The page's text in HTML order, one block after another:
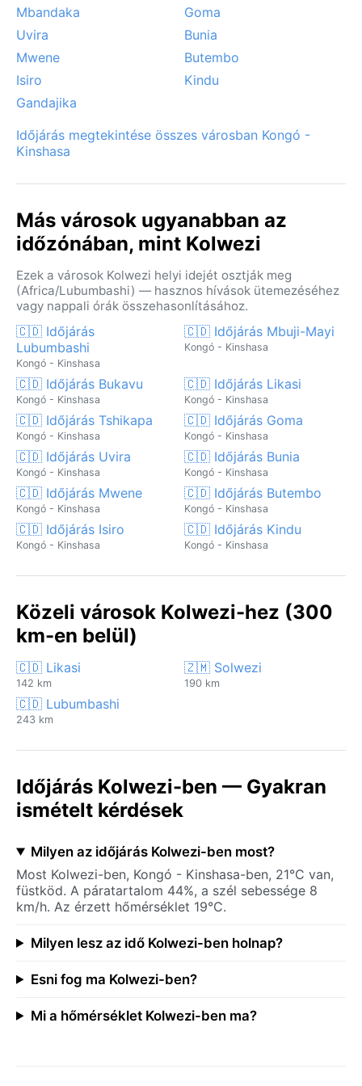
időt kedveli, a júliusi, augusztusi hetekre tervezze
utazását – ekkor a táj szinte kérlel, hogy a bányák
világa mellett a környező dombokat is felfedezzük.
Mbandaka
Goma
Uvira
Bunia
Mwene
Butembo
Isiro
Kindu
Gandajika
Időjárás megtekintése összes városban Kongó -
Kinshasa
Más városok ugyanabban az
időzónában, mint Kolwezi
Ezek a városok Kolwezi helyi idejét osztják meg
(Africa/Lubumbashi) — hasznos hívások ütemezéséhez
vagy nappali órák összehasonlításához.
🇨🇩 Időjárás
Lubumbashi
Kongó - Kinshasa
🇨🇩 Időjárás Mbuji-Mayi
Kongó - Kinshasa
🇨🇩 Időjárás Bukavu
Kongó - Kinshasa
🇨🇩 Időjárás Likasi
Kongó - Kinshasa
🇨🇩 Időjárás Tshikapa
Kongó - Kinshasa
🇨🇩 Időjárás Goma
Kongó - Kinshasa
🇨🇩 Időjárás Uvira
Kongó - Kinshasa
🇨🇩 Időjárás Bunia
Kongó - Kinshasa
🇨🇩 Időjárás Mwene
Kongó - Kinshasa
🇨🇩 Időjárás Butembo
Kongó - Kinshasa
🇨🇩 Időjárás Isiro
Kongó - Kinshasa
🇨🇩 Időjárás Kindu
Kongó - Kinshasa
Közeli városok Kolwezi-hez (300
km-en belül)
🇨🇩 Likasi
142 km
🇿🇲 Solwezi
190 km
🇨🇩 Lubumbashi
243 km
Időjárás Kolwezi-ben — Gyakran
ismételt kérdések
Milyen az időjárás Kolwezi-ben most?
Most Kolwezi-ben, Kongó - Kinshasa-ben, 21°C van,
füstköd. A páratartalom 44%, a szél sebessége 8
km/h. Az érzett hőmérséklet 19°C.
Milyen lesz az idő Kolwezi-ben holnap?
Esni fog ma Kolwezi-ben?
Mi a hőmérséklet Kolwezi-ben ma?